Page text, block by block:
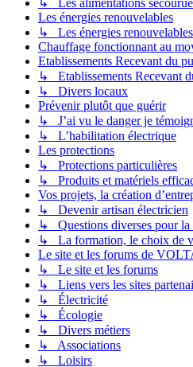
↳ Les alimentations
Les énergies renouvelables
↳ Les énergies renouvelables
Chauffage fonctionnant au
Etablissements Recevant du
↳ Etablissements Recevant
↳ Divers locaux
Prévenir plutôt que guérir
↳ J’ai vu le danger je
↳ L’habilitation électrique
Les protections
↳ Protections particulières
↳ Produits et matériels
Vos projets, la création
↳ Devenir artisan électricien
↳ Questions diverses pour la
↳ La formation, le choix de
Le site et les forums de
↳ Le site et les forums
↳ Liens vers les sites
↳ Électricité
↳ Écologie
↳ Divers métiers
↳ Associations
↳ Loisirs